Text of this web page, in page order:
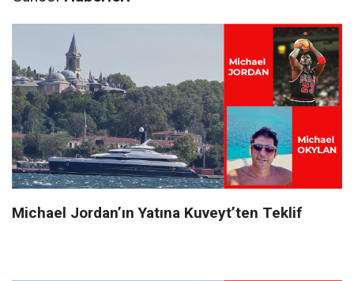
Michael Jordan’ın Yatına Kuveyt’ten Teklif